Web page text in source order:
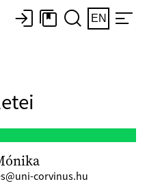
EN
corvinus.hu